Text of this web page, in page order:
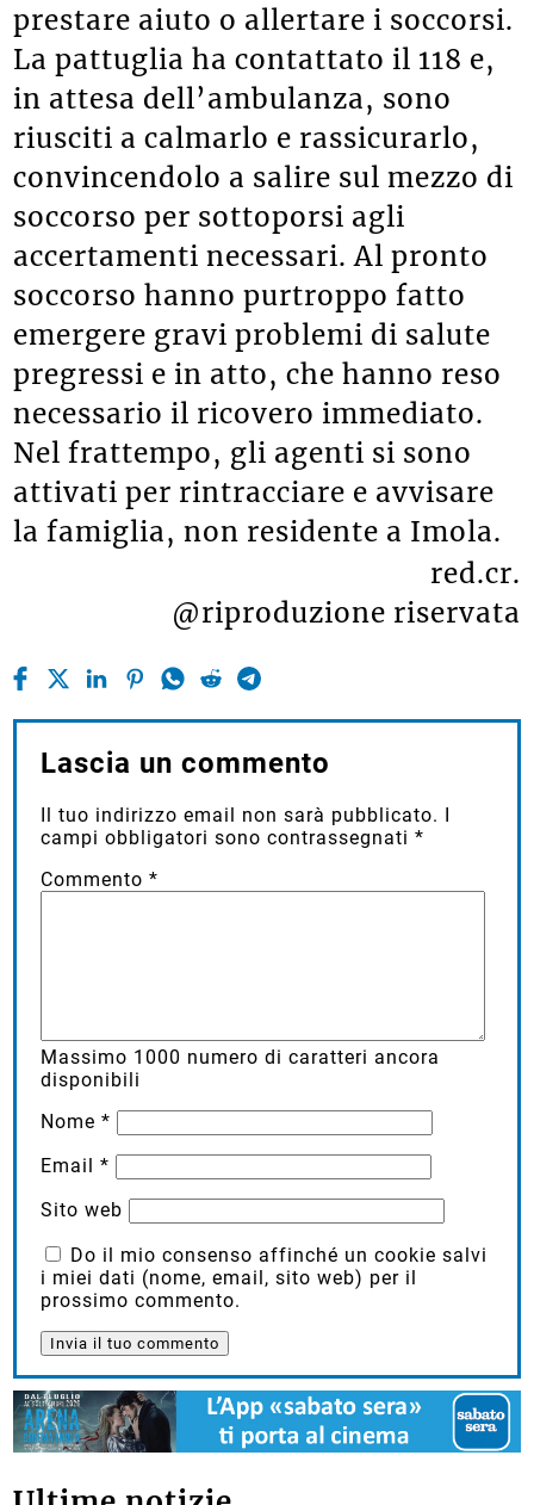
prestare aiuto o allertare i soccorsi.
La pattuglia ha contattato il 118 e,
in attesa dell’ambulanza, sono
riusciti a calmarlo e rassicurarlo,
convincendolo a salire sul mezzo di
soccorso per sottoporsi agli
accertamenti necessari. Al pronto
soccorso hanno purtroppo fatto
emergere gravi problemi di salute
pregressi e in atto, che hanno reso
necessario il ricovero immediato.
Nel frattempo, gli agenti si sono
attivati per rintracciare e avvisare
la famiglia, non residente a Imola.
red.cr.
@riproduzione riservata
Lascia un commento
Il tuo indirizzo email non sarà pubblicato. I
campi obbligatori sono contrassegnati*
Commento*
Massimo 1000 numero di caratteri ancora
disponibili
Nome*
Email*
Sito web
Do il mio consenso affinché un cookie salvi
i miei dati (nome, email, sito web) per il
prossimo commento.